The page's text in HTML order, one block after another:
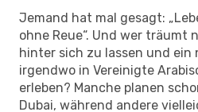
Jemand hat mal gesagt:
ohne Reue“. Und wer träumt
hinter sich zu lassen und ein
irgendwo in Vereinigte
erleben? Manche planen
Dubai, während andere